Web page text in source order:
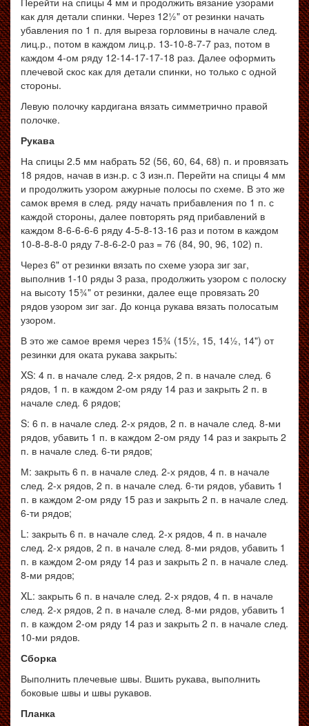
как для детали спинки. Через 12½" от резинки начать
убавления по 1 п. для выреза горловины в начале след.
лиц.р., потом в каждом лиц.р. 13-10-8-7-7 раз, потом в
каждом 4-ом ряду 12-14-17-17-18 раз. Далее оформить
плечевой скос как для детали спинки, но только с одной
стороны.
Левую полочку кардигана вязать симметрично правой
полочке.
Рукава
На спицы 2.5 мм набрать 52 (56, 60, 64, 68) п. и провязать
18 рядов, начав в изн.р. с 3 изн.п. Перейти на спицы 4 мм
и продолжить узором ажурные полосы по схеме. В это же
самок время в след. ряду начать прибавления по 1 п. с
каждой стороны, далее повторять ряд прибавлений в
каждом 8-6-6-6-6 ряду 4-5-8-13-16 раз и потом в каждом
10-8-8-8-0 ряду 7-8-6-2-0 раз = 76 (84, 90, 96, 102) п.
Через 6" от резинки вязать по схеме узора зиг заг,
выполнив 1-10 ряды 3 раза, продолжить узором с полоску
на высоту 15¾" от резинки, далее еще провязать 20
рядов узором зиг заг. До конца рукава вязать полосатым
узором.
В это же самое время через 15¾ (15½, 15, 14½, 14") от
резинки для оката рукава закрыть:
XS: 4 п. в начале след. 2-х рядов, 2 п. в начале след. 6
рядов, 1 п. в каждом 2-ом ряду 14 раз и закрыть 2 п. в
начале след. 6 рядов;
S: 6 п. в начале след. 2-х рядов, 2 п. в начале след. 8-ми
рядов, убавить 1 п. в каждом 2-ом ряду 14 раз и закрыть 2
п. в начале след. 6-ти рядов;
М: закрыть 6 п. в начале след. 2-х рядов, 4 п. в начале
след. 2-х рядов, 2 п. в начале след. 6-ти рядов, убавить 1
п. в каждом 2-ом ряду 15 раз и закрыть 2 п. в начале след.
6-ти рядов;
L: закрыть 6 п. в начале след. 2-х рядов, 4 п. в начале
след. 2-х рядов, 2 п. в начале след. 8-ми рядов, убавить 1
п. в каждом 2-ом ряду 14 раз и закрыть 2 п. в начале след.
8-ми рядов;
XL: закрыть 6 п. в начале след. 2-х рядов, 4 п. в начале
след. 2-х рядов, 2 п. в начале след. 8-ми рядов, убавить 1
п. в каждом 2-ом ряду 14 раз и закрыть 2 п. в начале след.
10-ми рядов.
Сборка
Выполнить плечевые швы. Вшить рукава, выполнить
боковые швы и швы рукавов.
Планка